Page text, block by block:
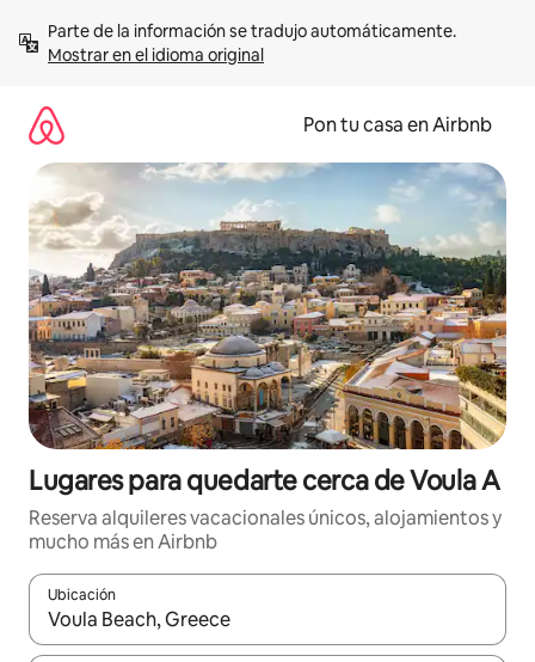
contenidoMostrar en el idioma original
Pon tu casa en Airbnb
Lugares para quedarte cerca de Voula A
Reserva alquileres vacacionales únicos, alojamientos y
mucho más en Airbnb
Ubicación
Cuando los resultados estén disponibles, navega con las